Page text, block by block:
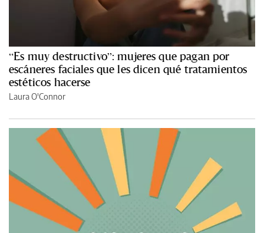
“Es muy destructivo”: mujeres que pagan por
escáneres faciales que les dicen qué tratamientos
estéticos hacerse
Laura O'Connor